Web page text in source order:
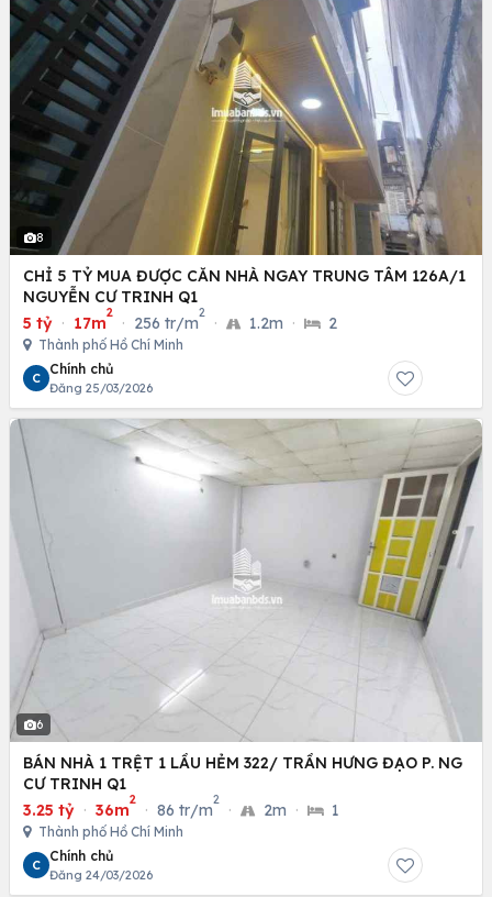
8
CHỈ 5 TỶ MUA ĐƯỢC CĂN NHÀ NGAY TRUNG TÂM 126A/1
NGUYỄN CƯ TRINH Q1
5 tỷ · 17m
2
· 256 tr/m
2
· 1.2m · 2
Thành phố Hồ Chí Minh
C
Chính chủ
Đăng 25/03/2026
6
BÁN NHÀ 1 TRỆT 1 LẦU HẺM 322/ TRẦN HƯNG ĐẠO P. NG
CƯ TRINH Q1
3.25 tỷ · 36m
2
· 86 tr/m
2
· 2m · 1
Thành phố Hồ Chí Minh
C
Chính chủ
Đăng 24/03/2026